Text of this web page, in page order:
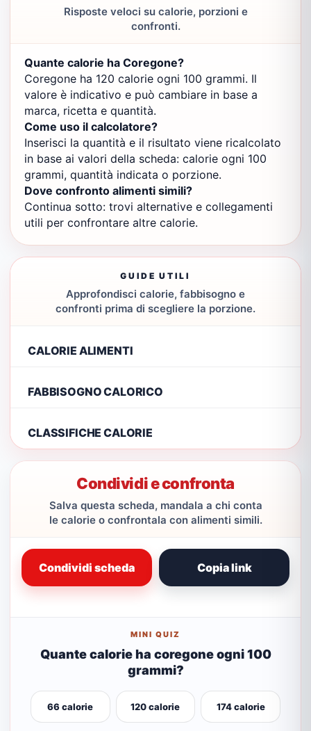
Risposte veloci su calorie, porzioni e
confronti.
Quante calorie ha Coregone?
Coregone ha 120 calorie ogni 100 grammi. Il
valore è indicativo e può cambiare in base a
marca, ricetta e quantità.
Come uso il calcolatore?
Inserisci la quantità e il risultato viene ricalcolato
in base ai valori della scheda: calorie ogni 100
grammi, quantità indicata o porzione.
Dove confronto alimenti simili?
Continua sotto: trovi alternative e collegamenti
utili per confrontare altre calorie.
GUIDE UTILI
Approfondisci calorie, fabbisogno e
confronti prima di scegliere la porzione.
CALORIE ALIMENTI
FABBISOGNO CALORICO
CLASSIFICHE CALORIE
Condividi e confronta
Salva questa scheda, mandala a chi conta
le calorie o confrontala con alimenti simili.
Condividi scheda Copia link
MINI QUIZ
Quante calorie ha coregone ogni 100
grammi?
66 calorie 120 calorie 174 calorie